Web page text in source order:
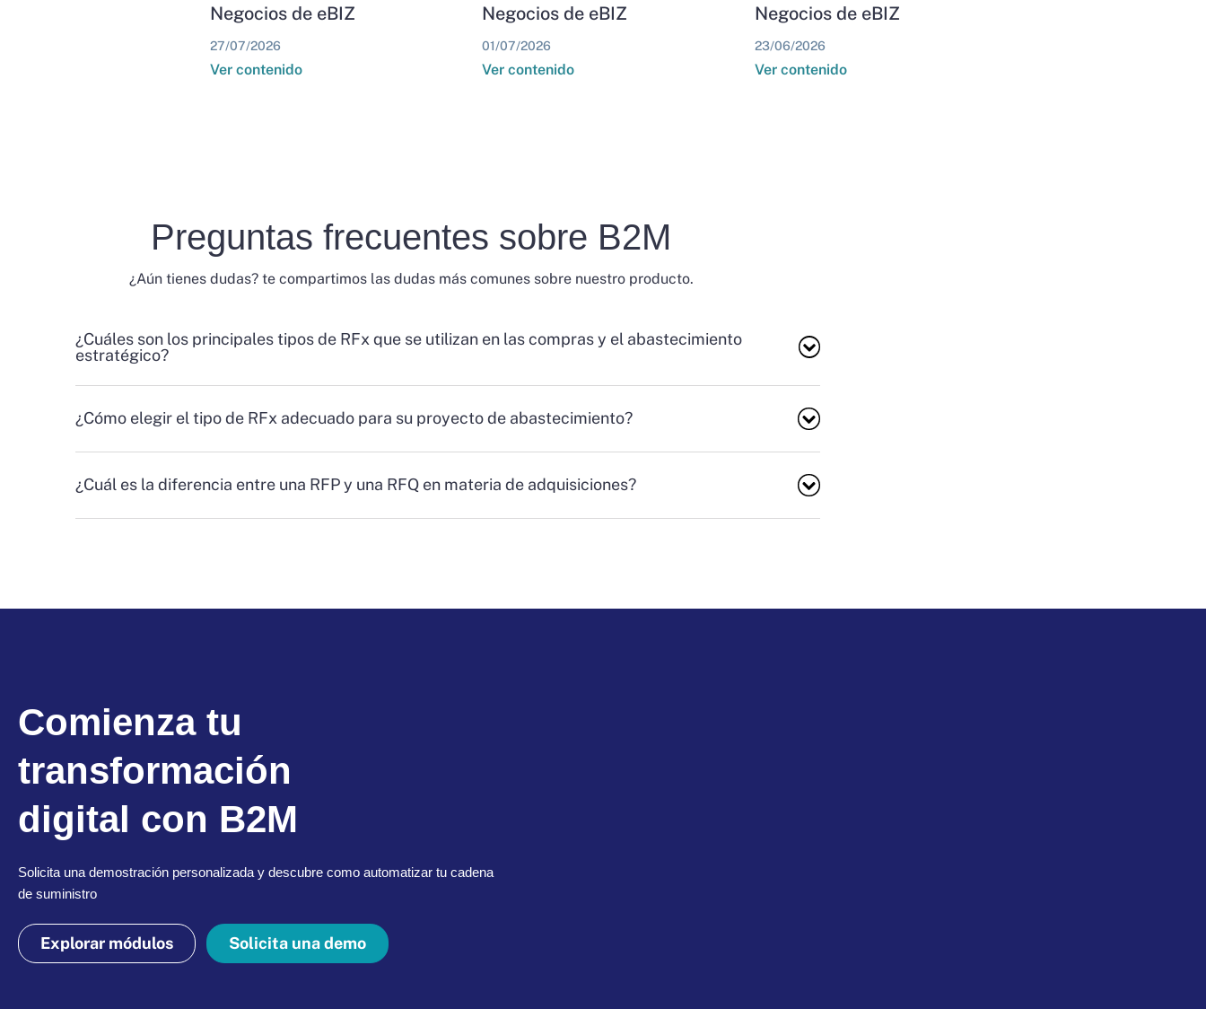
Negocios de eBIZ
27/07/2026
Ver contenido
Negocios de eBIZ
01/07/2026
Ver contenido
Negocios de eBIZ
23/06/2026
Ver contenido
Preguntas frecuentes sobre B2M
¿Aún tienes dudas? te compartimos las dudas más comunes sobre nuestro producto.
¿Cuáles son los principales tipos de RFx que se utilizan en las compras y el abastecimiento
estratégico?
¿Cómo elegir el tipo de RFx adecuado para su proyecto de abastecimiento?
¿Cuál es la diferencia entre una RFP y una RFQ en materia de adquisiciones?
Comienza tu
transformación
digital con B2M
Solicita una demostración personalizada y descubre como automatizar tu cadena
de suministro
Explorar módulos Solicita una demo